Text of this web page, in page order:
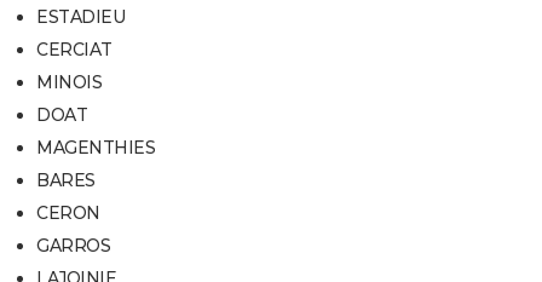
ESTADIEU
CERCIAT
MINOIS
DOAT
MAGENTHIES
BARES
CERON
GARROS